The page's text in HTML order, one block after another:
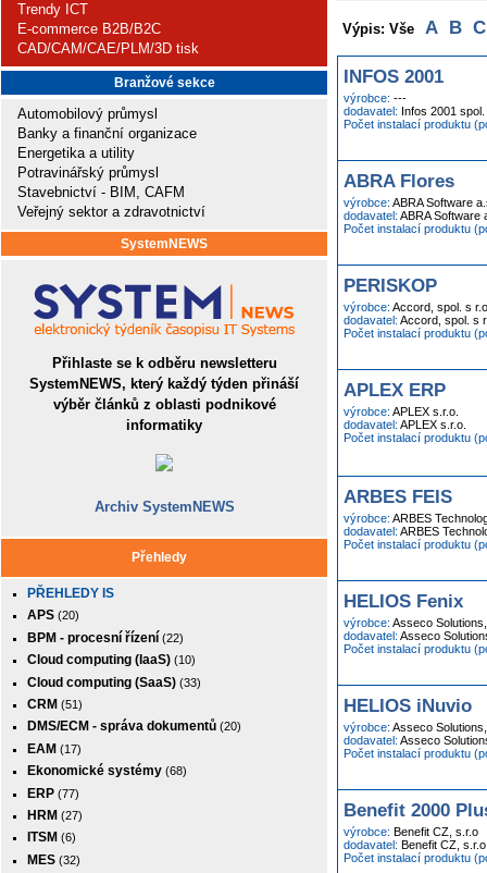
Trendy ICT
E-commerce B2B/B2C
CAD/CAM/CAE/PLM/3D tisk
Branžové sekce
Automobilový průmysl
Banky a finanční organizace
Energetika a utility
Potravinářský průmysl
Stavebnictví - BIM, CAFM
Veřejný sektor a zdravotnictví
SystemNEWS
Přihlaste se k odběru newsletteru
SystemNEWS, který každý týden přináší
výběr článků z oblasti podnikové
informatiky
Archiv SystemNEWS
Přehledy
PŘEHLEDY IS
APS (20)
BPM - procesní řízení (22)
Cloud computing (IaaS) (10)
Cloud computing (SaaS) (33)
CRM (51)
DMS/ECM - správa dokumentů (20)
EAM (17)
Ekonomické systémy (68)
ERP (77)
HRM (27)
ITSM (6)
MES (32)
Výpis: Vše A B C
INFOS 2001
výrobce: ---
dodavatel: Infos 2001
Počet instalací produktu
ABRA Flores
výrobce: ABRA Software
dodavatel: ABRA Software
Počet instalací produktu
PERISKOP
výrobce: Accord, spol. s
dodavatel: Accord, spol. s
Počet instalací produktu
APLEX ERP
výrobce: APLEX s.r.o.
dodavatel: APLEX s.r.o.
Počet instalací produktu
ARBES FEIS
výrobce: ARBES
dodavatel: ARBES
Počet instalací produktu
HELIOS Fenix
výrobce: Asseco
dodavatel: Asseco
Počet instalací produktu
HELIOS iNuvio
výrobce: Asseco
dodavatel: Asseco
Počet instalací produktu
Benefit 2000
výrobce: Benefit CZ, s.r.o
dodavatel: Benefit CZ, s.r.o
Počet instalací produktu